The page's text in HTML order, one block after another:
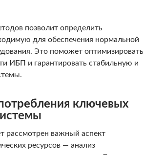
позволит определить
для обеспечения нормальной
Это поможет оптимизировать
ИБП и гарантировать стабильную и
ключевых
рассмотрен важный аспект
ресурсов — анализ